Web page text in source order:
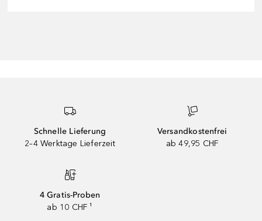
Schnelle Lieferung
2–4 Werktage Lieferzeit
Versandkostenfrei
ab 49,95 CHF
4 Gratis-Proben
ab 10 CHF ¹